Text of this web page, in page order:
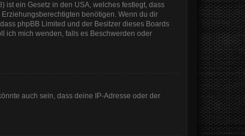
ist ein Gesetz in den USA, welches festlegt, dass
benötigen. Wenn du dir
phpBB Limited und der Besitzer dieses Boards
ich mich wenden, falls es Beschwerden oder
auch sein, dass deine IP-Adresse oder der